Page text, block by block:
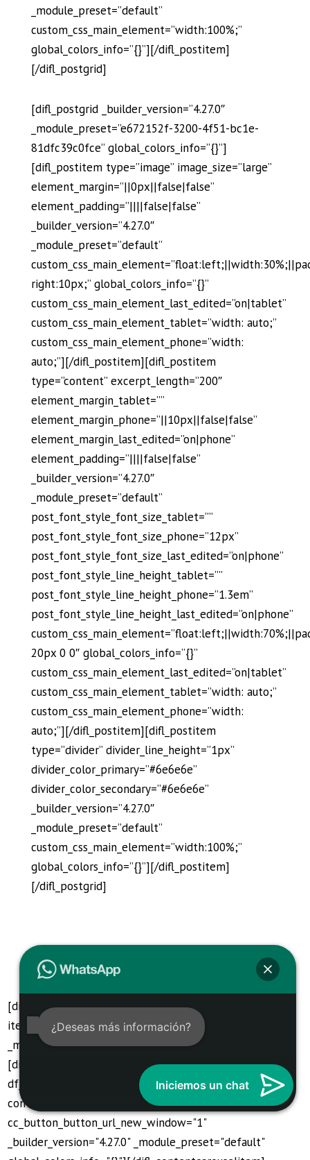
_module_preset=”default”
custom_css_main_element=”width:100%;”
global_colors_info=”{}”][/difl_postitem]
[/difl_postgrid]
[difl_postgrid _builder_version=”4.27.0″
_module_preset=”e672152f-3200-4f51-bc1e-
81dfc39c0fce” global_colors_info=”{}”]
[difl_postitem type=”image” image_size=”large”
element_margin=”||0px||false|false”
element_padding=”||||false|false”
_builder_version=”4.27.0″
_module_preset=”default”
right:10px;” global_colors_info=”{}”
custom_css_main_element_last_edited=”on|tablet”
custom_css_main_element_tablet=”width: auto;”
custom_css_main_element_phone=”width:
auto;”][/difl_postitem][difl_postitem
type=”content” excerpt_length=”200″
element_margin_tablet=””
element_margin_phone=”||10px||false|false”
element_margin_last_edited=”on|phone”
element_padding=”||||false|false”
_builder_version=”4.27.0″
_module_preset=”default”
post_font_style_font_size_tablet=””
post_font_style_font_size_phone=”12px”
post_font_style_font_size_last_edited=”on|phone”
post_font_style_line_height_tablet=””
post_font_style_line_height_phone=”1.3em”
post_font_style_line_height_last_edited=”on|phone”
20px 0 0″ global_colors_info=”{}”
custom_css_main_element_last_edited=”on|tablet”
custom_css_main_element_tablet=”width: auto;”
custom_css_main_element_phone=”width:
auto;”][/difl_postitem][difl_postitem
type=”divider” divider_line_height=”1px”
divider_color_primary=”#6e6e6e”
divider_color_secondary=”#6e6e6e”
_builder_version=”4.27.0″
_module_preset=”default”
custom_css_main_element=”width:100%;”
global_colors_info=”{}”][/difl_postitem]
[/difl_postgrid]
[difl_contentcarousel item_desktop="4" item_tablet="3"
item_mobile="3" autoplay="on" _builder_version="4.27.0"
_module_preset="default" global_colors_info="{}"]
[difl_contentcarouselitem
df_cci_image="https://barberialords.com/wp-
content/uploads/2024/10/x-comments.png"
cc_button_button_url_new_window="1"
_builder_version="4.27.0" _module_preset="default"
¿Deseas más información?
Iniciemos un chat